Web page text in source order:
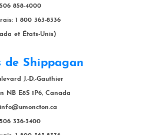
506 858-4000
1 800 363-8336
et États-Unis)
de Shippagan
J.-D.-Gauthier
NB E8S 1P6, Canada
506 336-3400